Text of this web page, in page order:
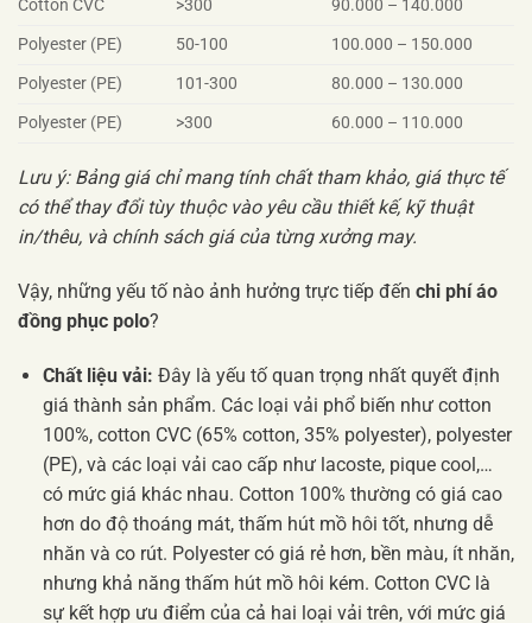
Cotton CVC
>300
90.000 – 140.000
Polyester (PE)
50-100
100.000 – 150.000
Polyester (PE)
101-300
80.000 – 130.000
Polyester (PE)
>300 60.000 – 110.000
Lưu ý: Bảng giá chỉ mang tính chất tham khảo, giá thực tế
có thể thay đổi tùy thuộc vào yêu cầu thiết kế, kỹ thuật
in/thêu, và chính sách giá của từng xưởng may.
Vậy, những yếu tố nào ảnh hưởng trực tiếp đến chi phí áo
đồng phục polo?
Chất liệu vải: Đây là yếu tố quan trọng nhất quyết định
giá thành sản phẩm. Các loại vải phổ biến như cotton
100%, cotton CVC (65% cotton, 35% polyester), polyester
(PE), và các loại vải cao cấp như lacoste, pique cool,…
có mức giá khác nhau. Cotton 100% thường có giá cao
hơn do độ thoáng mát, thấm hút mồ hôi tốt, nhưng dễ
nhăn và co rút. Polyester có giá rẻ hơn, bền màu, ít nhăn,
nhưng khả năng thấm hút mồ hôi kém. Cotton CVC là
sự kết hợp ưu điểm của cả hai loại vải trên, với mức giá